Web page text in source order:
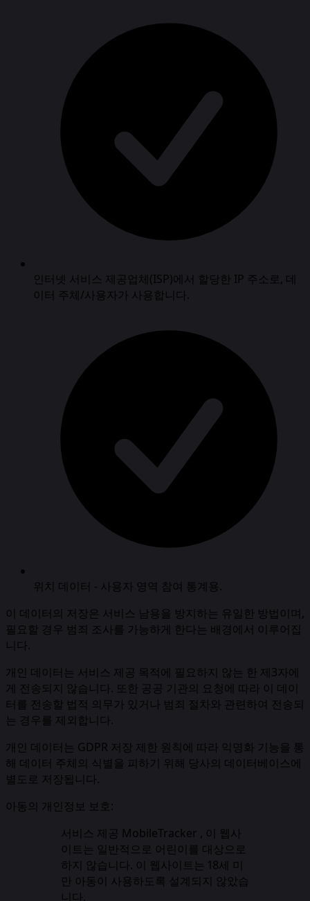
인터넷 서비스 제공업체(ISP)에서 할당한 IP 주소로, 데
이터 주체/사용자가 사용합니다.
위치 데이터 - 사용자 영역 참여 통계용.
이 데이터의 저장은 서비스 남용을 방지하는 유일한 방법이며,
필요할 경우 범죄 조사를 가능하게 한다는 배경에서 이루어집
니다.
개인 데이터는 서비스 제공 목적에 필요하지 않는 한 제3자에
게 전송되지 않습니다. 또한 공공 기관의 요청에 따라 이 데이
터를 전송할 법적 의무가 있거나 범죄 절차와 관련하여 전송되
는 경우를 제외합니다.
개인 데이터는 GDPR 저장 제한 원칙에 따라 익명화 기능을 통
해 데이터 주체의 식별을 피하기 위해 당사의 데이터베이스에
별도로 저장됩니다.
아동의 개인정보 보호:
서비스 제공 MobileTracker , 이 웹사
이트는 일반적으로 어린이를 대상으로
하지 않습니다. 이 웹사이트는 18세 미
만 아동이 사용하도록 설계되지 않았습
니다.